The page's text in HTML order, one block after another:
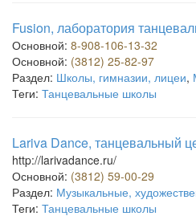
Fusion, лаборатория
Основной: 8-908-106-13-32
Основной: (3812) 25-82-97
Раздел: Школы, гимназии, лицеи,
Теги: Танцевальные школы
Lariva Dance, танцевальный
http://larivadance.ru/
Основной: (3812) 59-00-29
Раздел: Музыкальные,
Теги: Танцевальные школы